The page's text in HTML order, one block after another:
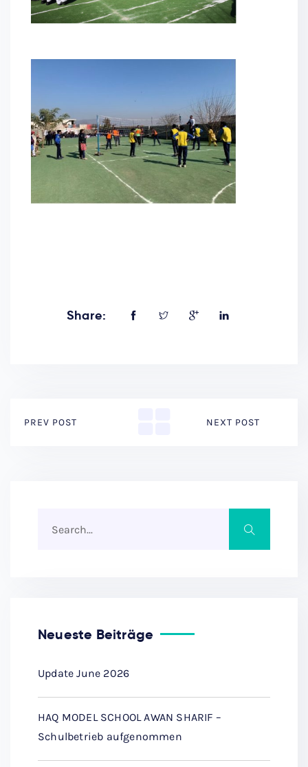
Share:
PREV POST NEXT POST
Neueste Beiträge
Update June 2026
HAQ MODEL SCHOOL AWAN SHARIF –
Schulbetrieb aufgenommen